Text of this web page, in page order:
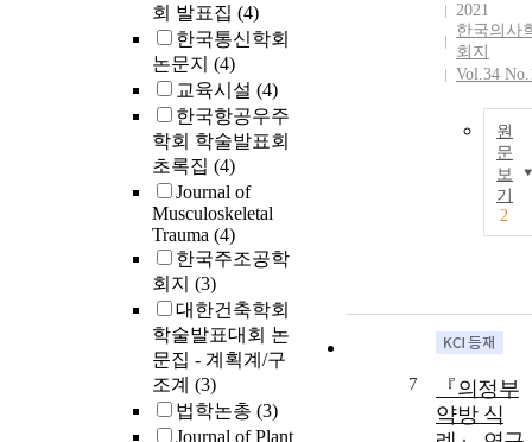
회 발표집 (4)
한국통신학회
논문지 (4)
교육시설 (4)
한국항공우주
학회 학술발표회
초록집 (4)
Journal of
Musculoskeletal
Trauma (4)
한국주조공학
회지 (3)
대한건축학회
학술발표대회 논
문집 - 계획계/구
조계 (3)
법학논총 (3)
Journal of Plant
2021
한국의사
회지
Vol.34
원
문
보
기
2
7
『의정부
약방 식